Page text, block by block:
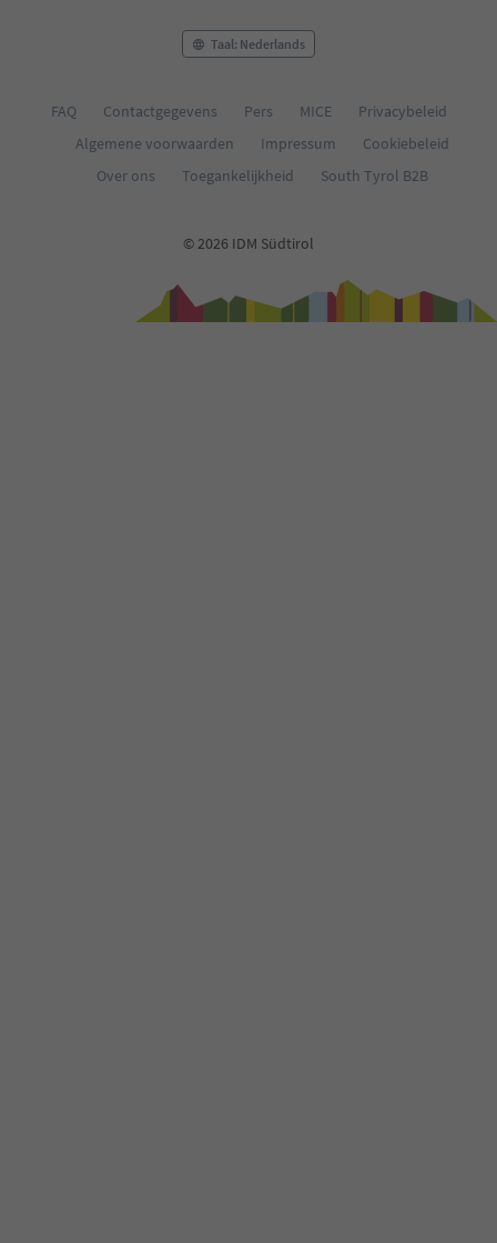
Taal: Nederlands
FAQ Contactgegevens Pers MICE
Privacybeleid
Algemene voorwaarden
Impressum
Cookiebeleid
Over ons
Toegankelijkheid South Tyrol B2B
© 2026 IDM Südtirol